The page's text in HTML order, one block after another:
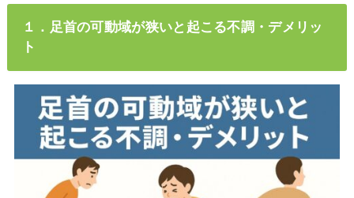
１．足首の可動域が狭いと起こる不調・デメリッ
ト